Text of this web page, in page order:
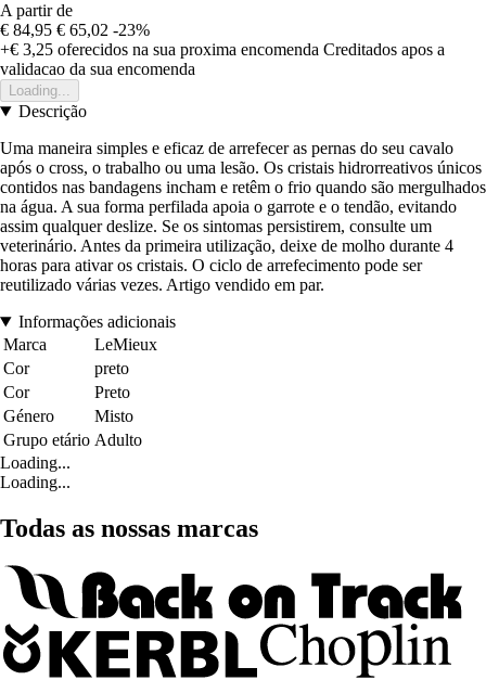
A partir de
€ 84,95 € 65,02 -23%
+€ 3,25 oferecidos na sua proxima encomenda Creditados apos a
validacao da sua encomenda
Loading...
Descrição
Uma maneira simples e eficaz de arrefecer as pernas do seu cavalo
após o cross, o trabalho ou uma lesão. Os cristais hidrorreativos únicos
contidos nas bandagens incham e retêm o frio quando são mergulhados
na água. A sua forma perfilada apoia o garrote e o tendão, evitando
assim qualquer deslize. Se os sintomas persistirem, consulte um
veterinário. Antes da primeira utilização, deixe de molho durante 4
horas para ativar os cristais. O ciclo de arrefecimento pode ser
reutilizado várias vezes. Artigo vendido em par.
Informações adicionais
Marca
LeMieux
Cor
preto
Cor
Preto
Género
Misto
Grupo etário Adulto
Loading...
Loading...
Todas as nossas marcas